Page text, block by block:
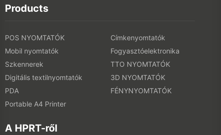
Products
POS NYOMTATÓK
Címkenyomtatók
Mobil nyomtatók
Fogyasztóelektronika
Szkennerek
TTO NYOMTATÓK
Digitális textilnyomtatók
3D NYOMTATÓK
PDA
FÉNYNYOMTATÓK
Portable A4 Printer
A HPRT-ről